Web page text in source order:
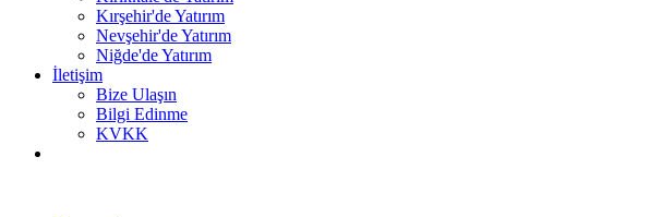
Kırşehir'de Yatırım
Nevşehir'de Yatırım
Niğde'de Yatırım
İletişim
Bize Ulaşın
Bilgi Edinme
KVKK